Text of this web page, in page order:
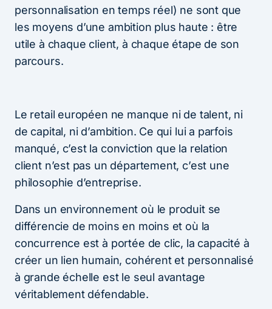
personnalisation en temps réel) ne sont que
les moyens d’une ambition plus haute : être
utile à chaque client, à chaque étape de son
parcours.
Le retail européen ne manque ni de talent, ni
de capital, ni d’ambition. Ce qui lui a parfois
manqué, c’est la conviction que la relation
client n’est pas un département, c’est une
philosophie d’entreprise.
Dans un environnement où le produit se
différencie de moins en moins et où la
concurrence est à portée de clic, la capacité à
créer un lien humain, cohérent et personnalisé
à grande échelle est le seul avantage
véritablement défendable.